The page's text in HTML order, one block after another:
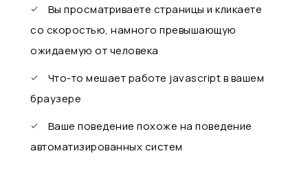
Вы просматриваете страницы и кликаете
со скоростью, намного превышающую
ожидаемую от человека
Что-то мешает работе javascript в вашем
браузере
Ваше поведение похоже на поведение
автоматизированных систем